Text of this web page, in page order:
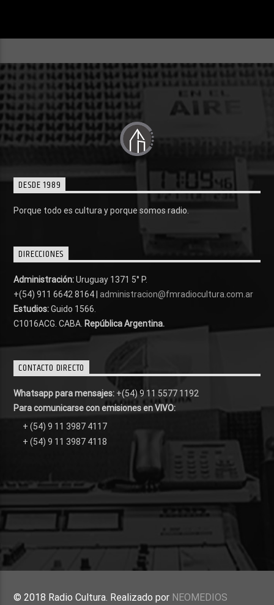
DESDE 1989
Porque todo es cultura y porque somos radio.
DIRECCIONES
Administración:Uruguay 1371 5° P.
+(54) 911 6642 8164 | administracion@fmradiocultura.com.ar
Estudios:Guido 1566.
C1016ACG. CABA. República Argentina.
CONTACTO DIRECTO
Whatsapp para mensajes: +(54) 9 11 5577 1192
Para comunicarse con emisiones en VIVO:
+ (54) 9 11 3987 4117
+ (54) 9 11 3987 4118
© 2018 Radio Cultura. Realizado por NEOMEDIOS